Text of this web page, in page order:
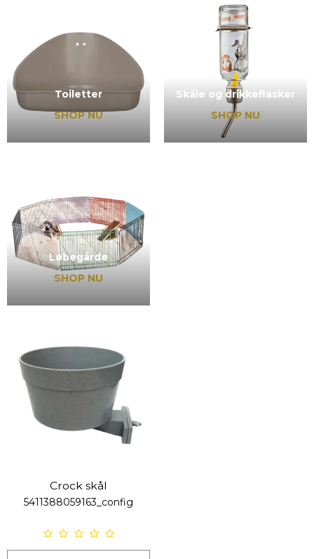
Toiletter
SHOP NU
Skåle og drikkeflasker
SHOP NU
Løbegårde
SHOP NU
Crock skål
5411388059163_config